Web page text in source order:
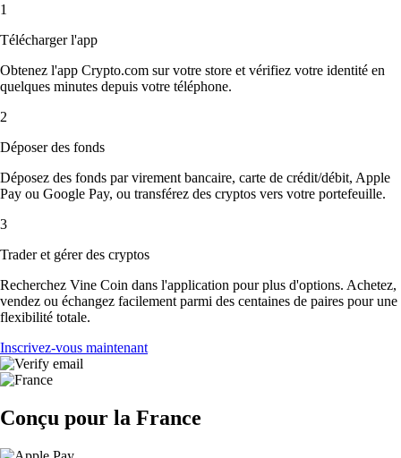
1
Télécharger l'app
Obtenez l'app Crypto.com sur votre store et vérifiez votre identité en
quelques minutes depuis votre téléphone.
2
Déposer des fonds
Déposez des fonds par virement bancaire, carte de crédit/débit, Apple
Pay ou Google Pay, ou transférez des cryptos vers votre portefeuille.
3
Trader et gérer des cryptos
Recherchez Vine Coin dans l'application pour plus d'options. Achetez,
vendez ou échangez facilement parmi des centaines de paires pour une
flexibilité totale.
Inscrivez-vous maintenant
Conçu pour la France